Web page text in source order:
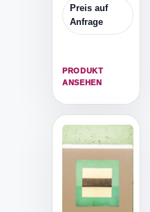
mit SQ Air 10,
SQ Fire,
SynQro,
Support.
Preis auf
Anfrage
PRODUKT
ANSEHEN